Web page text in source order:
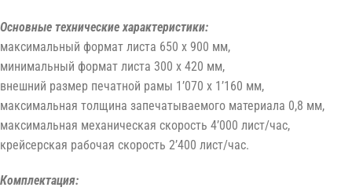
Основные технические характеристики:
максимальный формат листа 650 x 900 мм,
минимальный формат листа 300 x 420 мм,
внешний размер печатной рамы 1’070 x 1’160 мм,
максимальная толщина запечатываемого материала 0,8 мм,
максимальная механическая скорость 4’000 лист/чаc,
крейсерская рабочая скорость 2’400 лист/чаc.
Комплектация: